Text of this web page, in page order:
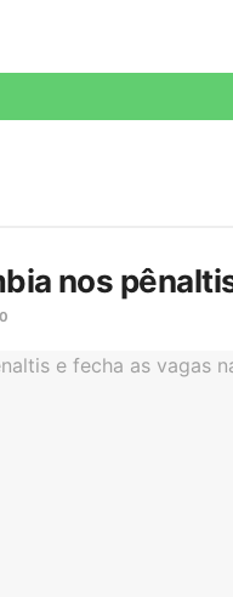
nos
0